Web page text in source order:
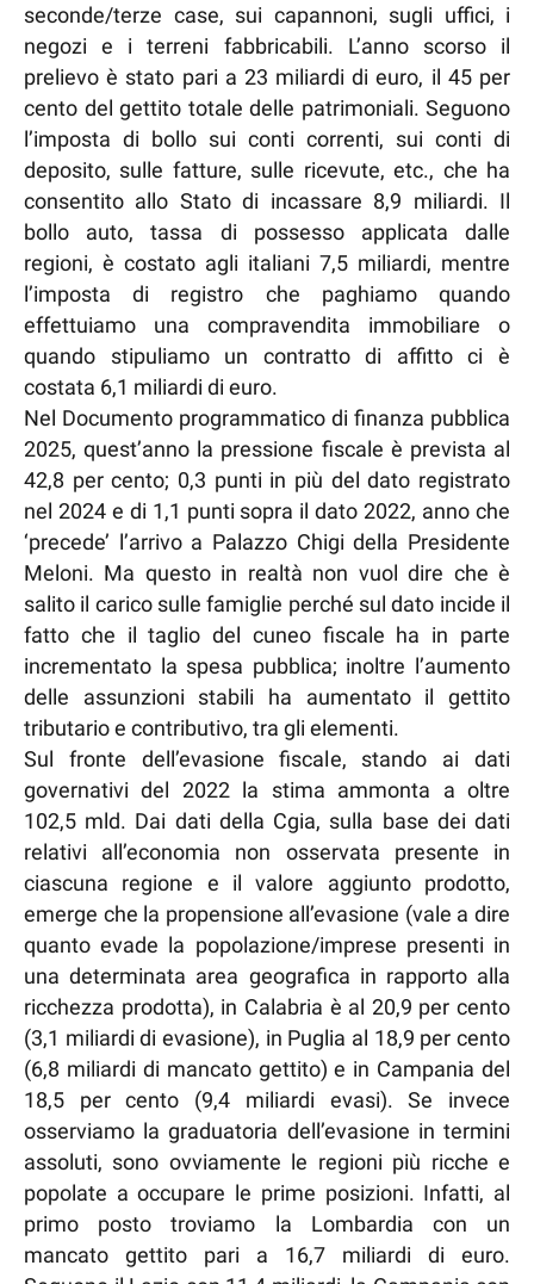
seconde/terze case, sui capannoni, sugli uffici, i
negozi e i terreni fabbricabili. L’anno scorso il
prelievo è stato pari a 23 miliardi di euro, il 45 per
cento del gettito totale delle patrimoniali. Seguono
l’imposta di bollo sui conti correnti, sui conti di
deposito, sulle fatture, sulle ricevute, etc., che ha
consentito allo Stato di incassare 8,9 miliardi. Il
bollo auto, tassa di possesso applicata dalle
regioni, è costato agli italiani 7,5 miliardi, mentre
l’imposta di registro che paghiamo quando
effettuiamo una compravendita immobiliare o
quando stipuliamo un contratto di affitto ci è
costata 6,1 miliardi di euro.
Nel Documento programmatico di finanza pubblica
2025, quest’anno la pressione fiscale è prevista al
42,8 per cento; 0,3 punti in più del dato registrato
nel 2024 e di 1,1 punti sopra il dato 2022, anno che
‘precede’ l’arrivo a Palazzo Chigi della Presidente
Meloni. Ma questo in realtà non vuol dire che è
salito il carico sulle famiglie perché sul dato incide il
fatto che il taglio del cuneo fiscale ha in parte
incrementato la spesa pubblica; inoltre l’aumento
delle assunzioni stabili ha aumentato il gettito
tributario e contributivo, tra gli elementi.
Sul fronte dell’evasione fiscale, stando ai dati
governativi del 2022 la stima ammonta a oltre
102,5 mld. Dai dati della Cgia, sulla base dei dati
relativi all’economia non osservata presente in
ciascuna regione e il valore aggiunto prodotto,
emerge che la propensione all’evasione (vale a dire
quanto evade la popolazione/imprese presenti in
una determinata area geografica in rapporto alla
ricchezza prodotta), in Calabria è al 20,9 per cento
(3,1 miliardi di evasione), in Puglia al 18,9 per cento
(6,8 miliardi di mancato gettito) e in Campania del
18,5 per cento (9,4 miliardi evasi). Se invece
osserviamo la graduatoria dell’evasione in termini
assoluti, sono ovviamente le regioni più ricche e
popolate a occupare le prime posizioni. Infatti, al
primo posto troviamo la Lombardia con un
mancato gettito pari a 16,7 miliardi di euro.